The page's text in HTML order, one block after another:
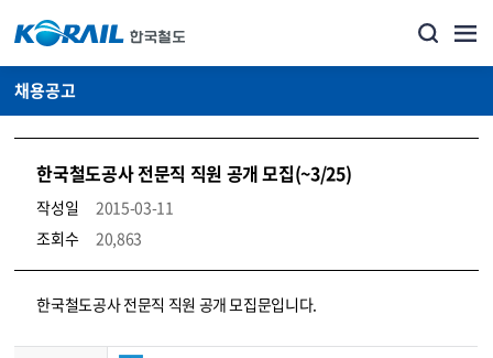
채용공고
한국철도공사 전문직 직원 공개 모집(~3/25)
작성일
2015-03-11
조회수
20,863
코레일소개_경영공시_채용공고 상세보기 – 내용, 파일, 담당자 연락처로 구성
한국철도공사 전문직 직원 공개 모집문입니다.